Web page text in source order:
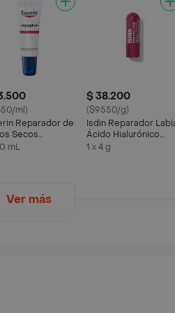
ml)
Reparador de
Secos
mL
$ 38.200
($9550/g)
Isdin Reparador
Ácido Hialurónico
Rosa
1 x 4 g
Ver más